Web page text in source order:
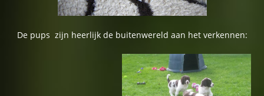
De pups zijn heerlijk de buitenwereld aan het verkennen: